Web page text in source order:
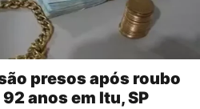
presos após roubo
anos em Itu, SP